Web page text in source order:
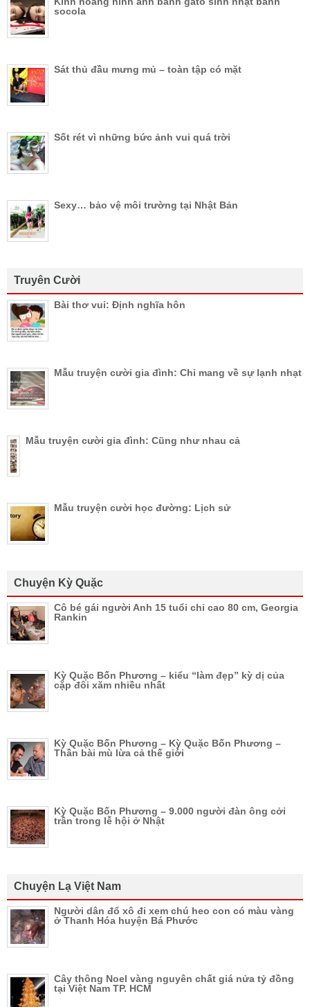
socola
Sát thủ đầu mưng mủ – toàn tập có mặt
Sốt rét vì những bức ảnh vui quá trời
Sexy… bảo vệ môi trường tại Nhật Bản
Truyên Cười
Bài thơ vui: Định nghĩa hôn
Mẫu truyện cười gia đình: Chỉ mang về sự lạnh nhạt
Mẫu truyện cười gia đình: Cũng như nhau cả
Mẫu truyện cười học đường: Lịch sử
Chuyện Kỳ Quặc
Cô bé gái người Anh 15 tuổi chỉ cao 80 cm, Georgia
Rankin
Kỳ Quặc Bốn Phương – kiểu “làm đẹp” kỳ dị của
cặp đôi xăm nhiều nhất
Kỳ Quặc Bốn Phương – Kỳ Quặc Bốn Phương –
Thần bài mù lừa cả thế giới
Kỳ Quặc Bốn Phương – 9.000 người đàn ông cởi
trần trong lễ hội ở Nhật
Chuyện Lạ Việt Nam
Người dân đổ xô đi xem chú heo con có màu vàng
ở Thanh Hóa huyện Bá Phước
Cây thông Noel vàng nguyên chất giá nửa tỷ đồng
tại Việt Nam TP. HCM